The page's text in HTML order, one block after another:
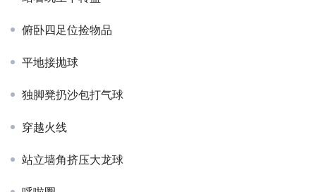
俯卧四足位捡物品
平地接抛球
独脚凳扔沙包打气球
穿越火线
站立墙角挤压大龙球